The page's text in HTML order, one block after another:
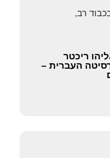
רב,
ריכטר
העברית –